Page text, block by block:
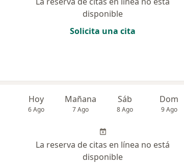
disponible
Solicita una cita
Hoy
6 Ago
Mañana
7 Ago
Sáb
8 Ago
Dom
9 Ago
La reserva de citas en línea no está
disponible